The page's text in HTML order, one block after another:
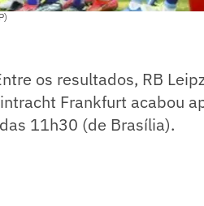
os resultados, RB
Frankfurt acabou
11h30 (de Brasília).